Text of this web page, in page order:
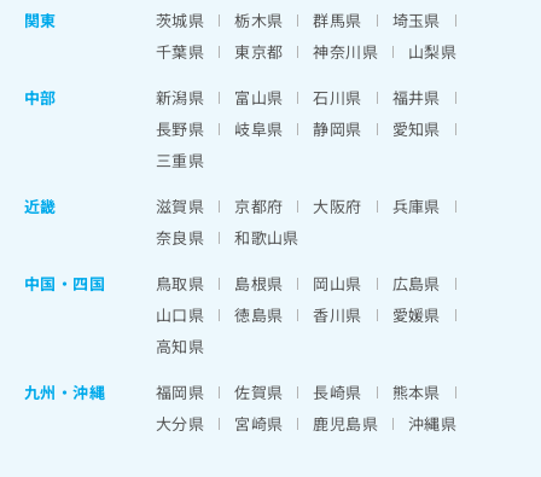
関東
茨城県 栃木県 群馬県
埼玉県
千葉県
東京都 神奈川県
山梨県
中部
新潟県 富山県 石川県
福井県
長野県
岐阜県 静岡県
愛知県
三重県
近畿
滋賀県 京都府 大阪府
兵庫県
奈良県
和歌山県
中国・四国
鳥取県 島根県 岡山県
広島県
山口県
徳島県 香川県
愛媛県
高知県
九州・沖縄
福岡県 佐賀県 長崎県
熊本県
大分県
宮崎県 鹿児島県 沖縄県